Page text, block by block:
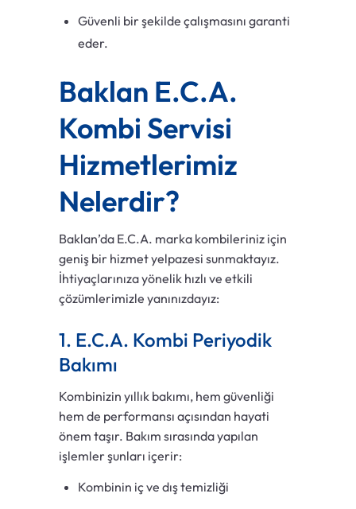
Güvenli bir şekilde çalışmasını garanti
eder.
Baklan E.C.A.
Kombi Servisi
Hizmetlerimiz
Nelerdir?
Baklan’da E.C.A. marka kombileriniz için
geniş bir hizmet yelpazesi sunmaktayız.
İhtiyaçlarınıza yönelik hızlı ve etkili
çözümlerimizle yanınızdayız:
1. E.C.A. Kombi Periyodik
Bakımı
Kombinizin yıllık bakımı, hem güvenliği
hem de performansı açısından hayati
önem taşır. Bakım sırasında yapılan
işlemler şunları içerir:
Kombinin iç ve dış temizliği